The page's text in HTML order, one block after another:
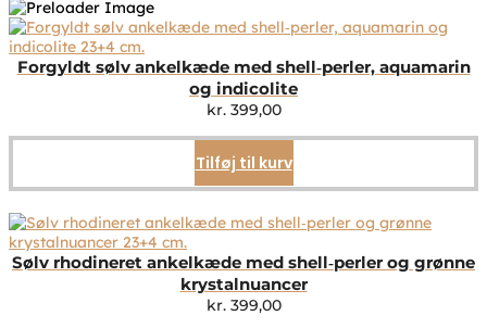
Forgyldt sølv ankelkæde med shell‑perler, aquamarin
og indicolite
kr.399,00
Tilføj til kurv
Sølv rhodineret ankelkæde med shell‑perler og grønne
krystalnuancer
kr.399,00